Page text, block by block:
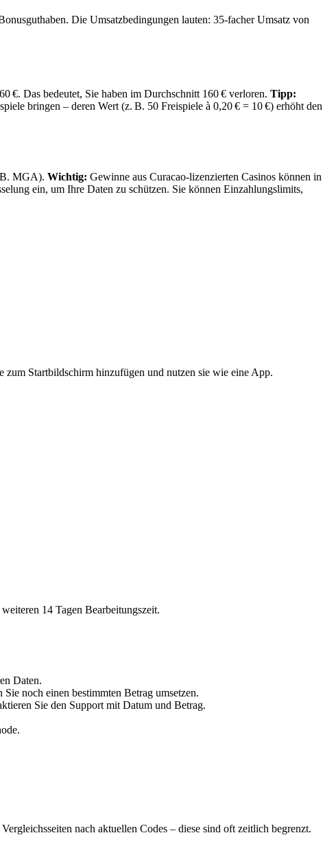
Die Umsatzbedingungen lauten: 35-facher Umsatz von
€. Das bedeutet, Sie haben im Durchschnitt 160 € verloren. Tipp:
bringen – deren Wert (z. B. 50 Freispiele à 0,20 € = 10 €) erhöht den
B. MGA). Wichtig: Gewinne aus Curacao-lizenzierten Casinos können in
ein, um Ihre Daten zu schützen. Sie können Einzahlungslimits,
Startbildschirm hinzufügen und nutzen sie wie eine App.
14 Tagen Bearbeitungszeit.
Daten.
noch einen bestimmten Betrag umsetzen.
Sie den Support mit Datum und Betrag.
nach aktuellen Codes – diese sind oft zeitlich begrenzt.